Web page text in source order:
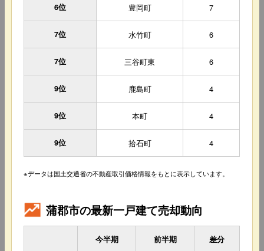
6位 豊岡町 7
7位 水竹町 6
7位 三谷町東 6
9位 鹿島町 4
9位 本町 4
9位 拾石町 4
※データは国土交通省の不動産取引価格情報をもとに表示しています。
蒲郡市の最新一戸建て売却動向
今半期 前半期 差分